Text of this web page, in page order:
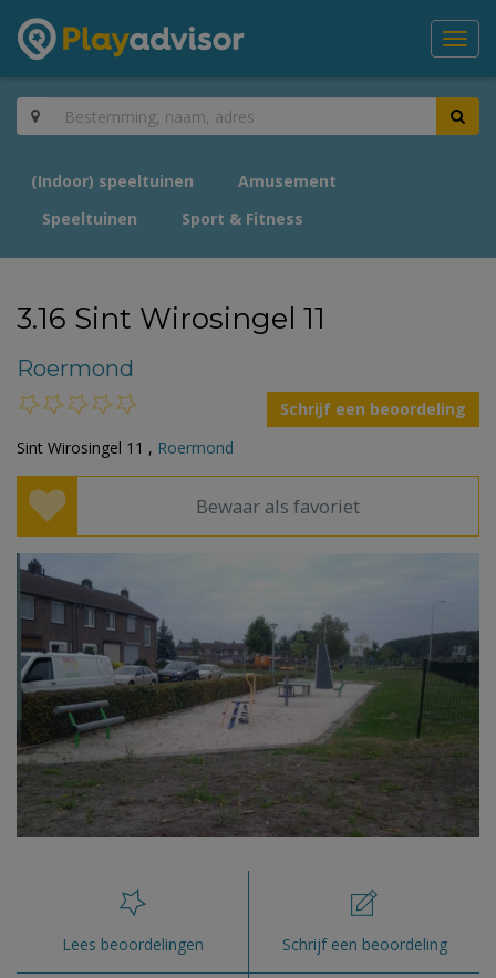
(Indoor) speeltuinen
Amusement
Speeltuinen
Sport & Fitness
3.16 Sint Wirosingel 11
Roermond
Schrijf een beoordeling
Sint Wirosingel 11 , Roermond
Bewaar als favoriet
Lees beoordelingen Schrijf een beoordeling